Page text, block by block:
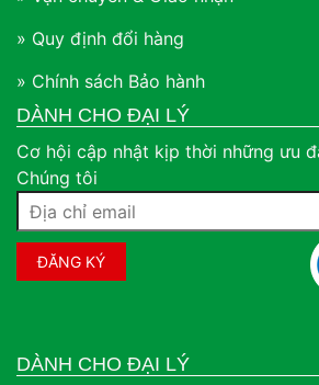
» Quy định đổi hàng
» Chính sách Bảo hành
DÀNH CHO ĐẠI LÝ
Cơ hội cập nhật kịp thời những ưu
Chúng tôi
DÀNH CHO ĐẠI LÝ